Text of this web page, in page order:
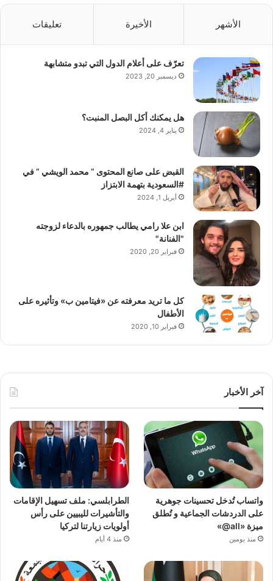
الأشهر الأخيرة تعليقات
تعرّف على أعلام الدول التي تبدو متشابهة
ديسمبر 20, 2023
هل يمكنك أكل البصل المنبت؟
يناير 4, 2024
القبض على صانع المحتوى ” محمد الويشي ” في
#السعودية بتهمة الابتزاز
أبريل 1, 2024
ابن علا رامي يطالب جمهوره بالدعاء لزوجته
"الفنانة"
فبراير 20, 2020
كل ما تريد معرفته عن «فيتامين ب» وتأثيره على
الأطفال
فبراير 10, 2020
آخر الأخبار
واتساب تُدخل تحسينات جوهرية
على الدردشات الجماعية و تُطلق
ميزة «all@»
منذ يومين
الطرابلسي: ملف تسهيل الإقامات
والتأشيرات لليبيين على رأس
أولويات زيارتنا لتركيا
منذ 4 أيام